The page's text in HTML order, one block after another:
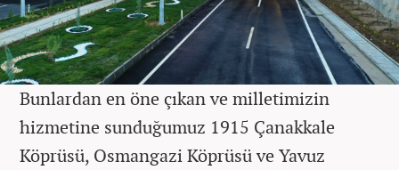
Bunlardan en öne çıkan ve milletimizin
hizmetine sunduğumuz 1915 Çanakkale
Köprüsü, Osmangazi Köprüsü ve Yavuz